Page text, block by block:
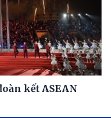
kết ASEAN